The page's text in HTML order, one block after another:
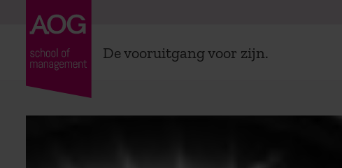
De vooruitgang voor zijn.